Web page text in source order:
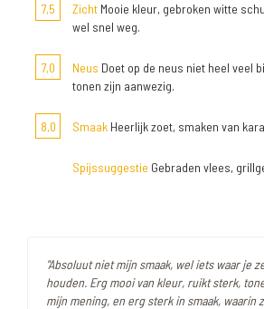
7,5
Zicht Mooie kleur, gebroken witte
wel snel weg.
7,0 Neus Doet op de neus niet heel veel
tonen zijn aanwezig.
8,0 Smaak Heerlijk zoet, smaken van
Spijssuggestie Gebraden vlees,
"Absoluut niet mijn smaak, wel iets waar je
houden. Erg mooi van kleur, ruikt sterk,
mijn mening, en erg sterk in smaak, waarin